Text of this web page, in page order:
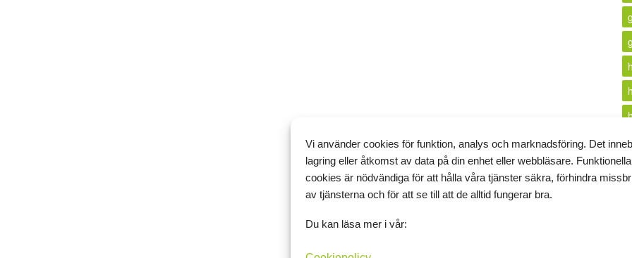
Vi använder cookies för funktion, analys och marknadsföring. Det
lagring eller åtkomst av data på din enhet eller webbläsare. Funktionella
cookies är nödvändiga för att hålla våra tjänster säkra, förhindra
av tjänsterna och för att se till att de alltid fungerar bra.
Du kan läsa mer i vår: